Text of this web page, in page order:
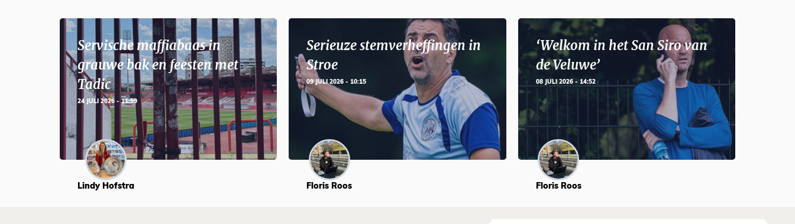
Servische maffiabaas in
grauwe bak en feesten met
Tadic
24 JULI 2026 - 11:59
Lindy Hofstra
Serieuze stemverheffingen in
Stroe
09 JULI 2026 - 10:15
Floris Roos
‘Welkom in het San Siro van
de Veluwe’
08 JULI 2026 - 14:52
Floris Roos